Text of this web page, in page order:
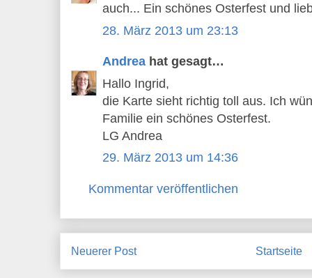
auch... Ein schönes Osterfest und
28. März 2013 um 23:13
Andrea hat gesagt…
Hallo Ingrid,
die Karte sieht richtig toll aus. Ich
Familie ein schönes Osterfest.
LG Andrea
29. März 2013 um 14:36
Kommentar veröffentlichen
Neuerer Post Startseite